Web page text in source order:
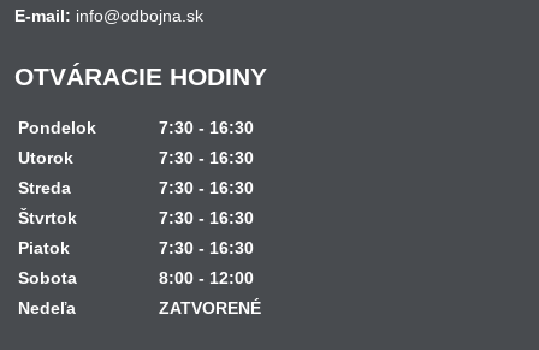
E-mail: info@odbojna.sk
OTVÁRACIE HODINY
Pondelok
7:30 - 16:30
Utorok
7:30 - 16:30
Streda
7:30 - 16:30
Štvrtok
7:30 - 16:30
Piatok
7:30 - 16:30
Sobota
8:00 - 12:00
Nedeľa
ZATVORENÉ